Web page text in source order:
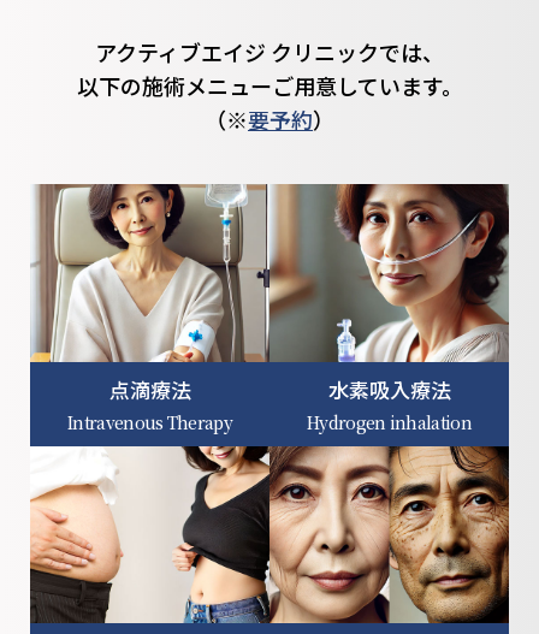
アクティブエイジ クリニックでは、
以下の施術メニューご用意しています。
（※要予約）
点滴療法
Intravenous Therapy
水素吸入療法
Hydrogen inhalation